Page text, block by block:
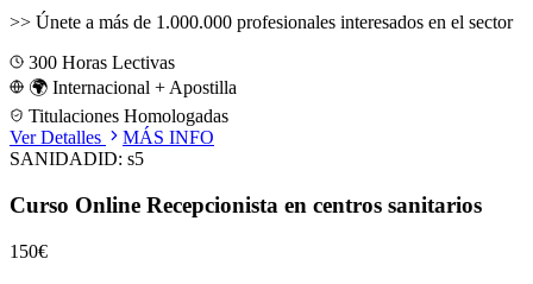
>> Únete a más de 1.000.000 profesionales interesados en el sector
300 Horas Lectivas
🌍 Internacional + Apostilla
Titulaciones Homologadas
Ver Detalles
MÁS INFO
SANIDADID: s5
Curso Online Recepcionista en centros sanitarios
150€